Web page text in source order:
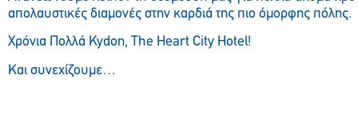
απολαυστικές διαμονές στην καρδιά της πιο όμορφης πόλης.
Χρόνια Πολλά Kydon, The Heart City Hotel!
Και συνεχίζουμε…